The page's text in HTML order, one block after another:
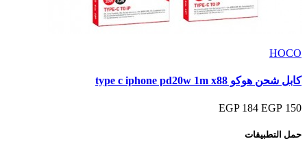
HOCO
كابل شحن هوكو type c iphone pd20w 1m x88
150 EGP
184 EGP
حمل التطبيقات